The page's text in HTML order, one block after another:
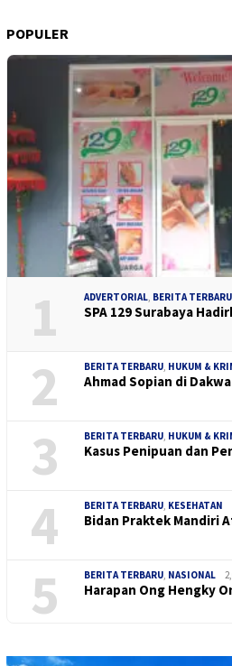
POPULER
1 ADVERTORIAL, BERITA TERBARU
SPA 129 Surabaya
2 BERITA TERBARU, HUKUM &
Ahmad Sopian di
3 BERITA TERBARU, HUKUM &
Kasus Penipuan dan
4 BERITA TERBARU, KESEHATAN
Bidan Praktek Mandiri
5 BERITA TERBARU, NASIONAL
Harapan Ong Hengky